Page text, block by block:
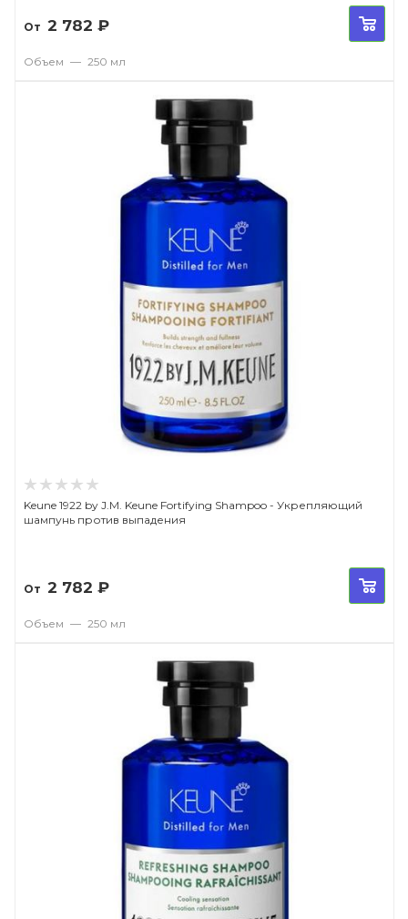
От 2 782 ₽
Объем — 250 мл
Keune 1922 by J.M. Keune Fortifying Shampoo - Укрепляющий
шампунь против выпадения
От 2 782 ₽
Объем — 250 мл